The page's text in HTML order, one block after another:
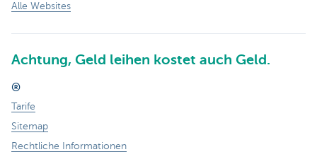
Alle Websites
Achtung, Geld leihen kostet auch Geld.
®
Tarife
Sitemap
Rechtliche Informationen